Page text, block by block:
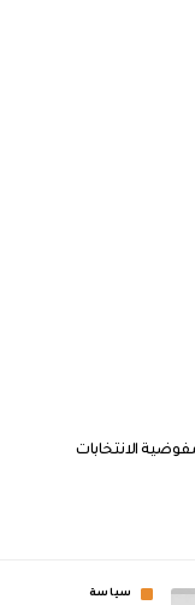
الانتخابات
سياسة